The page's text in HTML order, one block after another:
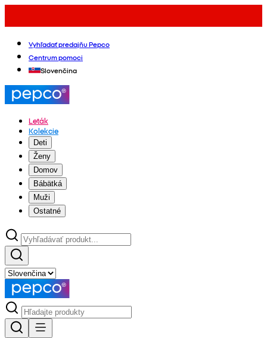
Vyhľadať predajňu Pepco
Centrum pomoci
Slovenčina
Leták
Kolekcie
Deti
Ženy
Domov
Bábätká
Muži
Ostatné